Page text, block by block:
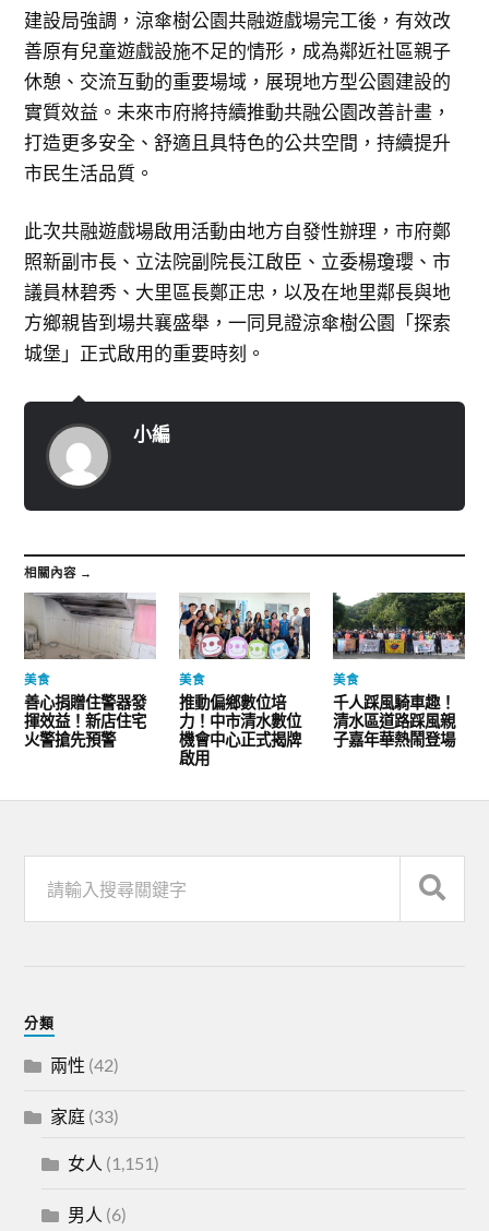
建設局強調，涼傘樹公園共融遊戲場完工後，有效改
善原有兒童遊戲設施不足的情形，成為鄰近社區親子
休憩、交流互動的重要場域，展現地方型公園建設的
實質效益。未來市府將持續推動共融公園改善計畫，
打造更多安全、舒適且具特色的公共空間，持續提升
市民生活品質。
此次共融遊戲場啟用活動由地方自發性辦理，市府鄭
照新副市長、立法院副院長江啟臣、立委楊瓊瓔、市
議員林碧秀、大里區長鄭正忠，以及在地里鄰長與地
方鄉親皆到場共襄盛舉，一同見證涼傘樹公園「探索
城堡」正式啟用的重要時刻。
小編
相關內容 →
美食
善心捐贈住警器發
揮效益！新店住宅
火警搶先預警
美食
推動偏鄉數位培
力！中市清水數位
機會中心正式揭牌
啟用
美食
千人踩風騎車趣！
清水區道路踩風親
子嘉年華熱鬧登場
分類
兩性 (42)
家庭 (33)
女人 (1,151)
男人 (6)